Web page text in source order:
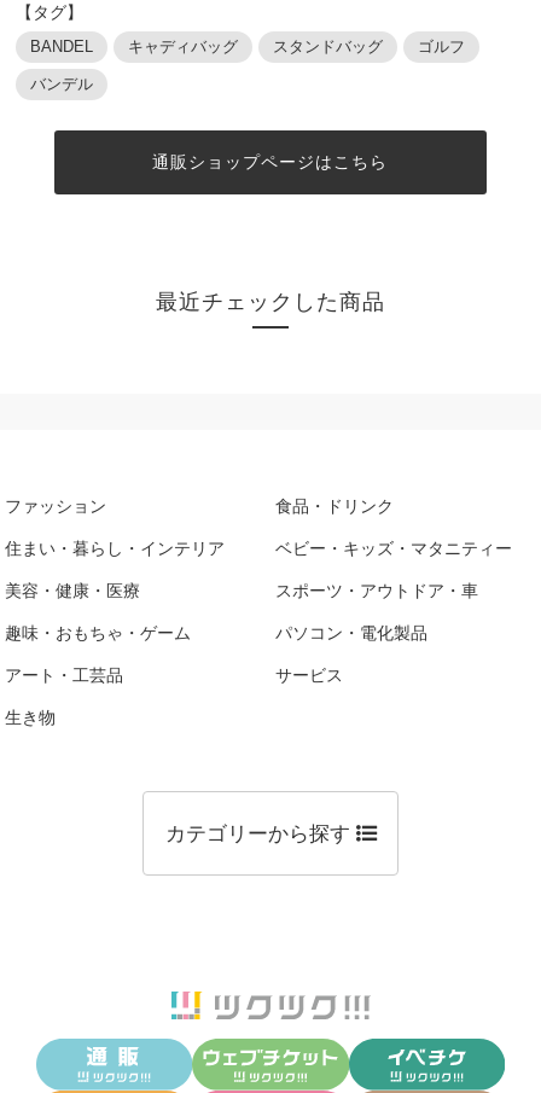
【タグ】
BANDEL キャディバッグ スタンドバッグ ゴルフ
バンデル
通販ショップページはこちら
最近チェックした商品
ファッション 食品・ドリンク
住まい・暮らし・インテリア ベビー・キッズ・マタニティー
美容・健康・医療 スポーツ・アウトドア・車
趣味・おもちゃ・ゲーム パソコン・電化製品
アート・工芸品 サービス
生き物
カテゴリーから探す